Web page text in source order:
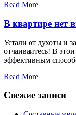
Read More
В квартире нет
Устали от духоты и
отчаивайтесь! В
эффективным
Read More
Свежие записи